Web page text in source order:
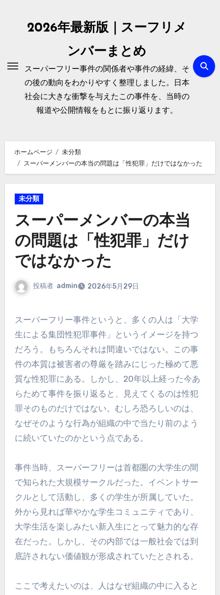
2026年最新版｜スーフリメ
ンバーまとめ
スーパーフリー事件の関係者や事件の経緯、そ
の後の動向をわかりやすく整理しました。日本
社会に大きな衝撃を与えたこの事件を、当時の
報道や公開情報をもとに振り返ります。
ホームページ
未分類
スーパーメンバーの本当の問題は「性犯罪」だけではなかった
未分類
スーパーメンバーの本当
の問題は「性犯罪」だけ
ではなかった
投稿者 admin 2026年5月29日
スーパーフリー事件というと、多くの人は「大学
生による集団性犯罪事件」というイメージを持つ
だろう。もちろんそれは間違いではない。この事
件の本質は被害者の尊厳を踏みにじった極めて悪
質な性犯罪にある。しかし、20年以上経った今あ
らためて事件を振り返ると、見えてくるのは性犯
罪そのものだけではない。むしろ恐ろしいのは、
なぜそのような行為が組織の中で当たり前のよう
に続いていたのかという点である。
事件当時、スーパーフリーは首都圏の大学生の間
で知られた大規模サークルだった。イベントサー
クルとして活動し、多くの学生が所属していた。
外から見れば華やかな学生コミュニティであり、
大学生活を楽しみたい新入生にとって魅力的な存
在だった。しかし、その内部では一般社会では到
底許されない価値観が形成されていたとされる。
ここで考えたいのは、人はなぜ組織の中に入ると